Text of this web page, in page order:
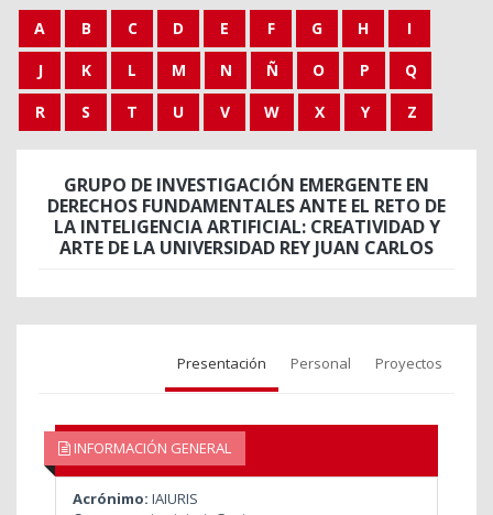
A B C D E F G H
I
J
K L M N Ñ O P
Q
R
S T U V W X Y Z
GRUPO DE INVESTIGACIÓN EMERGENTE EN
DERECHOS FUNDAMENTALES ANTE EL RETO DE
LA INTELIGENCIA ARTIFICIAL: CREATIVIDAD Y
ARTE DE LA UNIVERSIDAD REY JUAN CARLOS
Presentación Personal Proyectos
INFORMACIÓN GENERAL
Acrónimo: IAIURIS